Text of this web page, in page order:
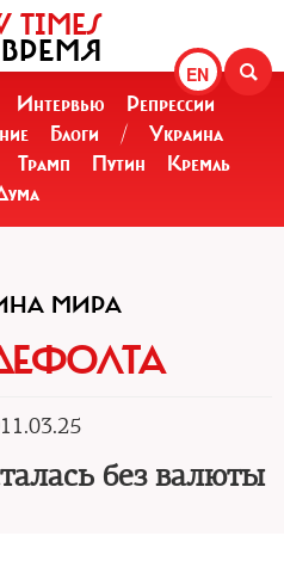
EN
TIMES
Интервью
Репрессии
Блоги /
Украина
Трамп Путин
Кремль
МИРА
без валюты